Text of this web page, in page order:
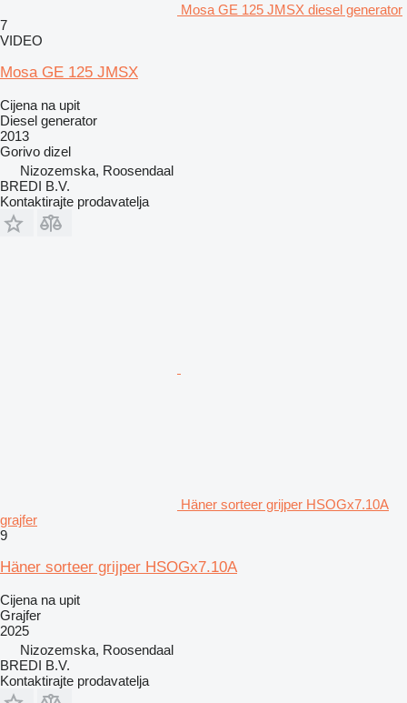
Mosa GE 125 JMSX diesel generator
7
VIDEO
Mosa GE 125 JMSX
Cijena na upit
Diesel generator
2013
Gorivo dizel
Nizozemska, Roosendaal
BREDI B.V.
Kontaktirajte prodavatelja
Häner sorteer grijper HSOGx7.10A
grajfer
9
Häner sorteer grijper HSOGx7.10A
Cijena na upit
Grajfer
2025
Nizozemska, Roosendaal
BREDI B.V.
Kontaktirajte prodavatelja